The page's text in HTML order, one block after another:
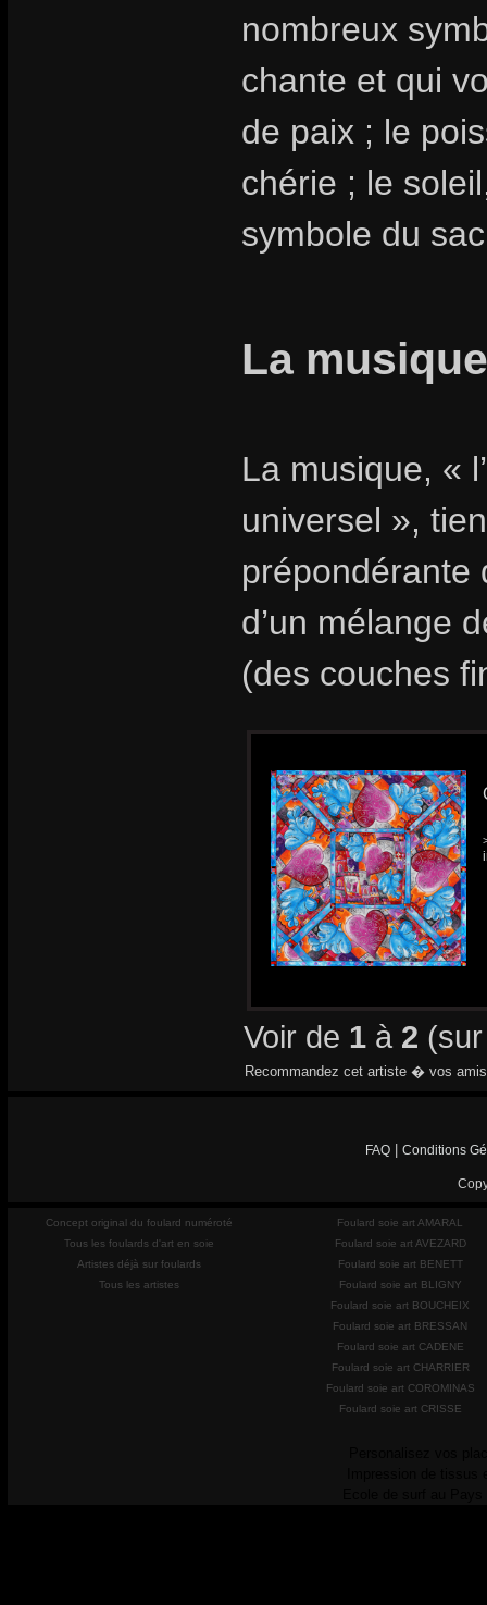
nombreux
chante et qui
de paix ; le
chérie ; le
symbole du
La
La musique, «
universel »,
prépondérante
d’un mélange
(des couches
Voir de 1 à 2
Recommandez cet artiste � vos
FAQ Conditions
Concept original du foulard numéroté
Tous les foulards d'art en soie
Artistes déjà sur foulards
Tous les artistes
Foulard soie art AMARAL
Foulard soie art AVEZARD
Foulard soie art BENETT
Foulard soie art BLIGNY
Foulard soie art BOUCHEIX
Foulard soie art BRESSAN
Foulard soie art CADENE
Foulard soie art CHARRIER
Foulard soie art COROMINAS
Foulard soie art CRISSE